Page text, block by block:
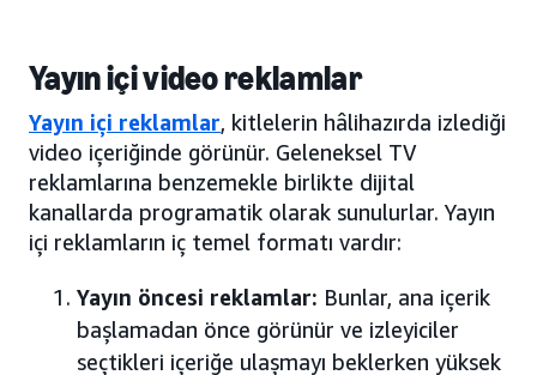
Yayın içi video reklamlar
Yayın içi reklamlar, kitlelerin hâlihazırda izlediği
video içeriğinde görünür. Geleneksel TV
reklamlarına benzemekle birlikte dijital
kanallarda programatik olarak sunulurlar. Yayın
içi reklamların iç temel formatı vardır:
Yayın öncesi reklamlar: Bunlar, ana içerik
başlamadan önce görünür ve izleyiciler
seçtikleri içeriğe ulaşmayı beklerken yüksek